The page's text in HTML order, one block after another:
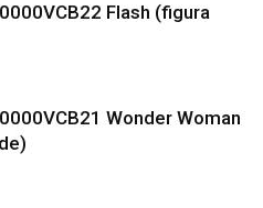
Flash (figura
Wonder Woman